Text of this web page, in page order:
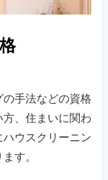
手法などの資格
、住まいに関わ
ウスクリーニン
す。